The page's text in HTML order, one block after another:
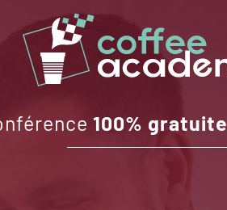
100% gratuite